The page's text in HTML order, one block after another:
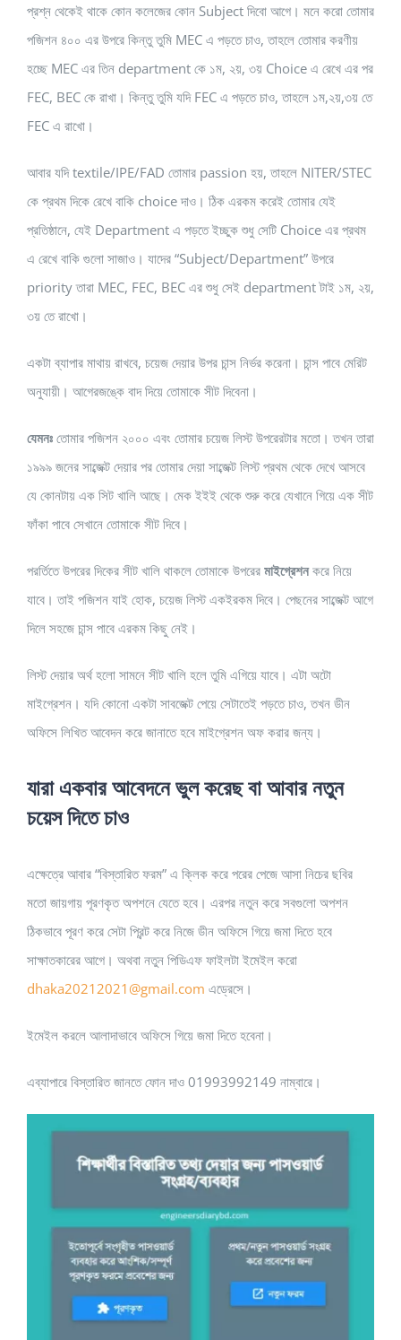
প্রশ্ন থেকেই থাকে কোন কলেজের কোন Subject দিবো আগে। মনে করো তোমার
পজিশন ৪০০ এর উপরে কিন্তু তুমি MEC এ পড়তে চাও, তাহলে তোমার করণীয়
হচ্ছে MEC এর তিন department কে ১ম, ২য়, ৩য় Choice এ রেখে এর পর
FEC, BEC কে রাখা। কিন্তু তুমি যদি FEC এ পড়তে চাও, তাহলে ১ম,২য়,৩য় তে
FEC এ রাখো।
আবার যদি textile/IPE/FAD তোমার passion হয়, তাহলে NITER/STEC
কে প্রথম দিকে রেখে বাকি choice দাও। ঠিক এরকম করেই তোমার যেই
প্রতিষ্ঠানে, যেই Department এ পড়তে ইচ্ছুক শুধু সেটি Choice এর প্রথম
এ রেখে বাকি গুলো সাজাও। যাদের “Subject/Department” উপরে
priority তারা MEC, FEC, BEC এর শুধু সেই department টাই ১ম, ২য়,
৩য় তে রাখো।
একটা ব্যাপার মাথায় রাখবে, চয়েজ দেয়ার উপর চান্স নির্ভর করেনা। চান্স পাবে মেরিট
অনুযায়ী। আগেরজঙ্কে বাদ দিয়ে তোমাকে সীট দিবেনা।
যেমনঃ তোমার পজিশন ২০০০ এবং তোমার চয়েজ লিস্ট উপরেরটার মতো। তখন তারা
১৯৯৯ জনের সাব্জেক্ট দেয়ার পর তোমার দেয়া সাব্জেক্ট লিস্ট প্রথম থেকে দেখে আসবে
যে কোনটায় এক সিট খালি আছে। মেক ইইই থেকে শুরু করে যেখানে গিয়ে এক সীট
ফাঁকা পাবে সেখানে তোমাকে সীট দিবে।
পরর্তিতে উপরের দিকের সীট খালি থাকলে তোমাকে উপরের মাইগ্রেশনকরে নিয়ে
যাবে। তাই পজিশন যাই হোক, চয়েজ লিস্ট একইরকম দিবে। পেছনের সাব্জেক্ট আগে
দিলে সহজে চান্স পাবে এরকম কিছু নেই।
লিস্ট দেয়ার অর্থ হলো সামনে সীট খালি হলে তুমি এগিয়ে যাবে। এটা অটো
মাইগ্রেশন। যদি কোনো একটা সাবজেক্ট পেয়ে সেটাতেই পড়তে চাও, তখন ডীন
অফিসে লিখিত আবেদন করে জানাতে হবে মাইগ্রেশন অফ করার জন্য।
যারা একবার আবেদনে ভুল করেছ বা আবার নতুন
চয়েস দিতে চাও
এক্ষেত্রে আবার “বিস্তারিত ফরম” এ ক্লিক করে পরের পেজে আসা নিচের ছবির
মতো জায়গায় পূরণকৃত অপশনে যেতে হবে। এরপর নতুন করে সবগুলো অপশন
ঠিকভাবে পূরণ করে সেটা প্রিন্ট করে নিজে ডীন অফিসে গিয়ে জমা দিতে হবে
সাক্ষাতকারের আগে। অথবা নতুন পিডিএফ ফাইলটা ইমেইল করো
dhaka20212021@gmail.com এড্রেসে।
ইমেইল করলে আলাদাভাবে অফিসে গিয়ে জমা দিতে হবেনা।
এব্যাপারে বিস্তারিত জানতে ফোন দাও 01993992149 নাম্বারে।